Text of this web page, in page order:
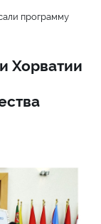
программу
Хорватии